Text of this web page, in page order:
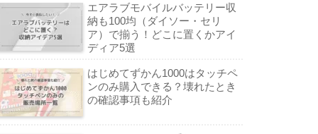
エアラブモバイルバッテリー収
納も100均（ダイソー・セリ
ア）で揃う！どこに置くかアイ
ディア5選
はじめてずかん1000はタッチペ
ンのみ購入できる？壊れたとき
の確認事項も紹介